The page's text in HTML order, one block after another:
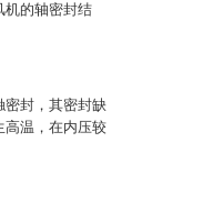
机的轴密封结
密封，其密封缺
高温，在内压较